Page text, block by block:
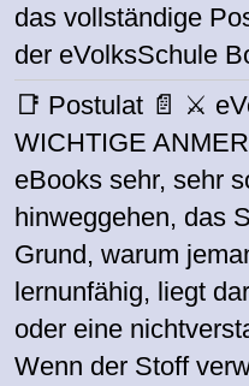
das vollständige
der eVolksSchule
📑 Postulat 📄 ⚔
WICHTIGE
eBooks sehr, sehr
hinweggehen, das
Grund, warum
lernunfähig, liegt
oder eine
Wenn der Stoff